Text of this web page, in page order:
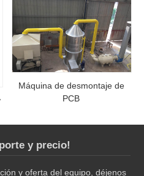
Máquina de desmontaje de
PCB
y precio!
y oferta del equipo, déjenos